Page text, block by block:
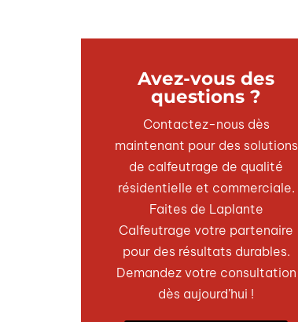
Avez-vous des
questions ?
Contactez-nous dès
maintenant pour des solutions
de calfeutrage de qualité
résidentielle et commerciale.
Faites de Laplante
Calfeutrage votre partenaire
pour des résultats durables.
Demandez votre consultation
dès aujourd’hui !